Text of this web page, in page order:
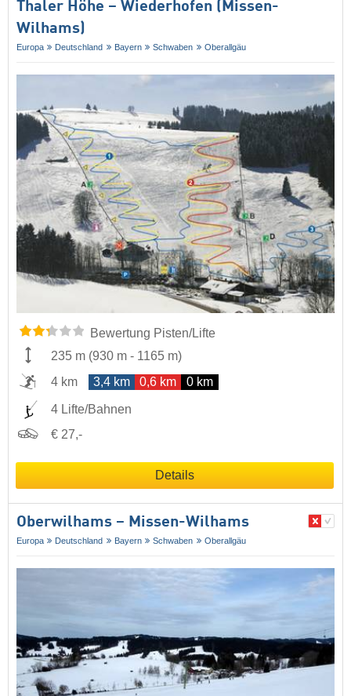
Thaler Höhe – Wiederhofen (Missen-
Wilhams)
Europa Deutschland Bayern Schwaben Oberallgäu
Bewertung Pisten/Lifte
235 m (930 m - 1165 m)
4 km
3,4 km 0,6 km 0 km
4 Lifte/Bahnen
€ 27,-
Details
Oberwilhams – Missen-Wilhams
Europa Deutschland Bayern Schwaben Oberallgäu